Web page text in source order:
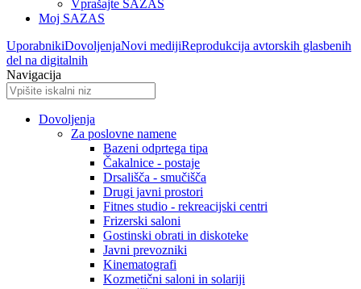
Vprašajte SAZAS
Moj SAZAS
UporabnikiDovoljenjaNovi medijiReprodukcija avtorskih glasbenih
del na digitalnih
Navigacija
Dovoljenja
Za poslovne namene
Bazeni odprtega tipa
Čakalnice - postaje
Drsališča - smučišča
Drugi javni prostori
Fitnes studio - rekreacijski centri
Frizerski saloni
Gostinski obrati in diskoteke
Javni prevozniki
Kinematografi
Kozmetični saloni in solariji